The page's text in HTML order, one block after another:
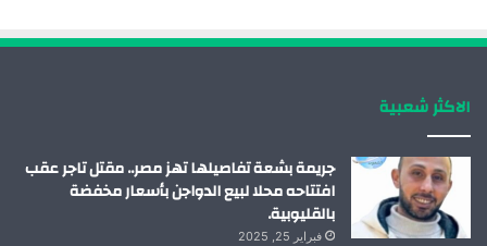
م
الاكثر شعبية
جريمة بشعة تفاصيلها تهز مصر.. مقتل تاجر عقب
افتتاحه محلا لبيع الدواجن بأسعار مخفضة
بالقليوبية.
فبراير 25, 2025